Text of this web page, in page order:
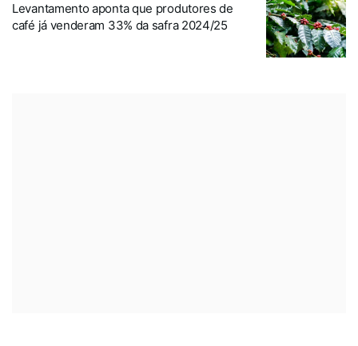
Levantamento aponta que produtores de
café já venderam 33% da safra 2024/25